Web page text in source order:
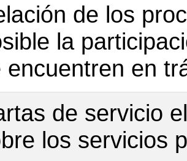
de los
la
encuentren en
de servicio
los servicios